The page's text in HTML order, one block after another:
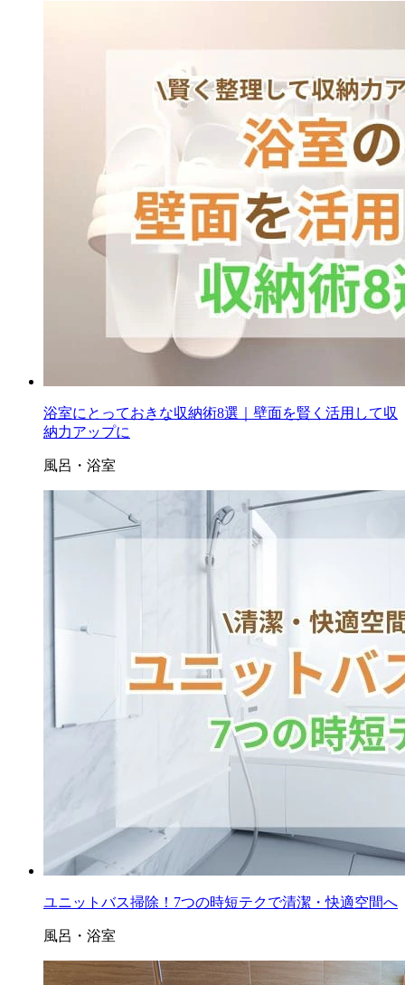
浴室にとっておきな収納術8選｜壁面を賢く活用して収
納力アップに
風呂・浴室
ユニットバス掃除！7つの時短テクで清潔・快適空間へ
風呂・浴室